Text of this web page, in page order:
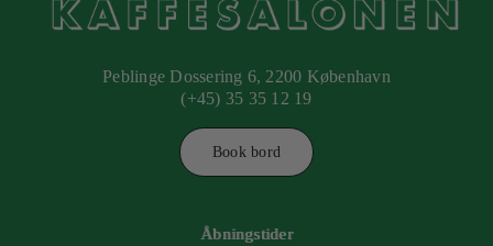
Peblinge Dossering 6, 2200 København
(+45) 35 35 12 19
Book bord
Åbningstider